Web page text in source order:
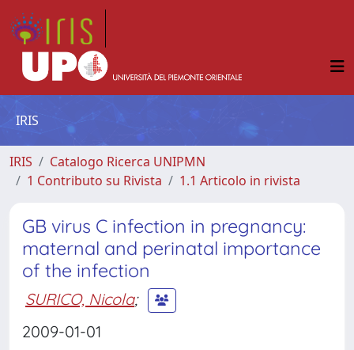
IRIS
IRIS
Catalogo Ricerca UNIPMN
1 Contributo su Rivista
1.1 Articolo in rivista
GB virus C infection in pregnancy:
maternal and perinatal importance
of the infection
SURICO, Nicola;
2009-01-01